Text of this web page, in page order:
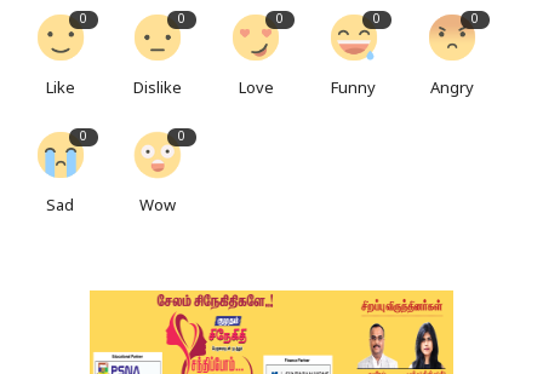
0
Like
0
Dislike
0
Love
0
Funny
0
Angry
0
Sad
0
Wow